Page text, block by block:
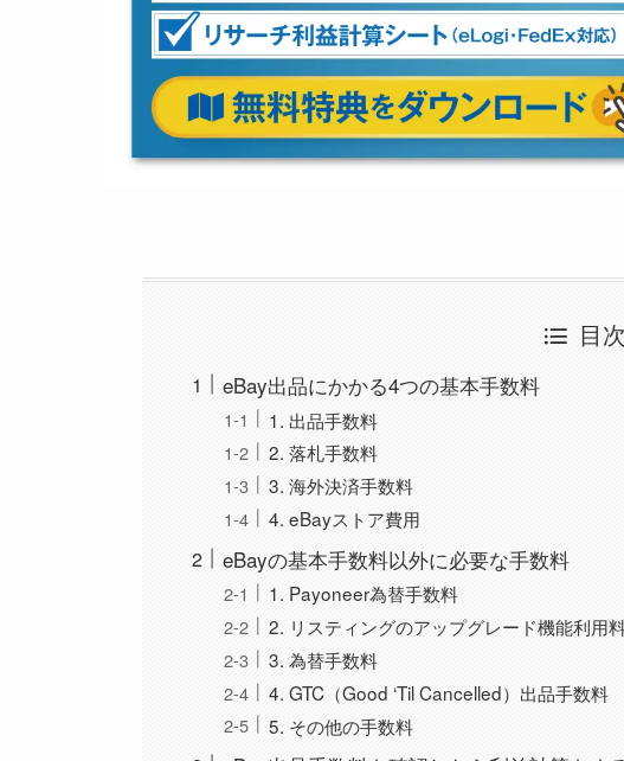
目次
eBay出品にかかる4つの基本手数料
1. 出品手数料
2. 落札手数料
3. 海外決済手数料
4. eBayストア費用
eBayの基本手数料以外に必要な手数料
1. Payoneer為替手数料
2. リスティングのアップグレード機能利用
3. 為替手数料
4. GTC（Good ‘Til Cancelled）出品手数料
5. その他の手数料